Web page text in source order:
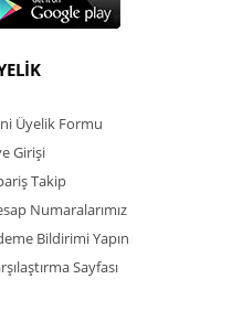
Üyelik Formu
Girişi
Takip
Numaralarımız
Bildirimi Yapın
Sayfası